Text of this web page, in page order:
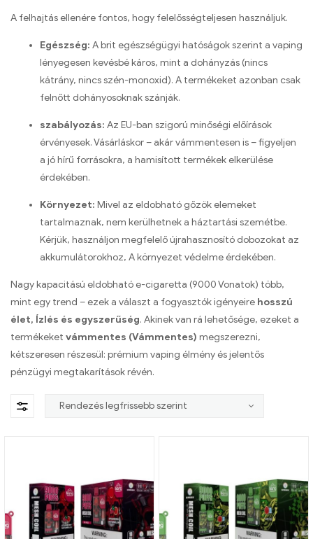
A felhajtás ellenére fontos, hogy felelősségteljesen használjuk.
Egészség: A brit egészségügyi hatóságok szerint a vaping
lényegesen kevésbé káros, mint a dohányzás (nincs
kátrány, nincs szén-monoxid). A termékeket azonban csak
felnőtt dohányosoknak szánják.
szabályozás: Az EU-ban szigorú minőségi előírások
érvényesek. Vásárláskor – akár vámmentesen is – figyeljen
a jó hírű forrásokra, a hamisított termékek elkerülése
érdekében.
Környezet: Mivel az eldobható gőzök elemeket
tartalmaznak, nem kerülhetnek a háztartási szemétbe.
Kérjük, használjon megfelelő újrahasznosító dobozokat az
akkumulátorokhoz, A környezet védelme érdekében.
Nagy kapacitású eldobható e-cigaretta (9000 Vonatok) több,
mint egy trend – ezek a választ a fogyasztók igényeire hosszú
élet, Ízlés és egyszerűség. Akinek van rá lehetősége, ezeket a
termékeket vámmentes (Vámmentes) megszerezni,
kétszeresen részesül: prémium vaping élmény és jelentős
pénzügyi megtakarítások révén.